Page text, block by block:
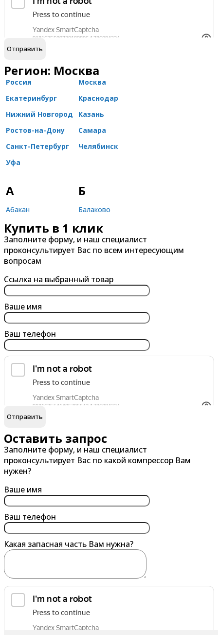
Я согласен наобработку персональных данных
Регион: Москва
Россия
Москва
Екатеринбург
Краснодар
Нижний Новгород
Казань
Ростов-на-Дону
Самара
Санкт-Петербург
Челябинск
Уфа
А
Абакан
Александров
Альметьевск
Анапа
Арзамас
Армавир
Архангельск
Астрахань
Ачинск
Б
Балаково
Балашиха
Барнаул
Бийск
Благовещенск
Борисоглебск
Братск
Брянск
В
Великий Новгород
Владивосток
Владикавказ
Волгоград
Волгодонск
Волжский
Вологда
Воскресенск
Воткинск
Выборг
Глазов
Горно-Алтайск
Губкин
Купить в 1 клик
Заполните форму, и наш специалист
проконсультирует Вас по всем интересующим
вопросам
Ссылка на выбранный товар
Ваше имя
Ваш телефон
Я согласен наобработку персональных данных
Оставить запрос
Заполните форму, и наш специалист
проконсультирует Вас по какой компрессор Вам
нужен?
Ваше имя
Ваш телефон
Какая запасная часть Вам нужна?
Я согласен наобработку персональных данных